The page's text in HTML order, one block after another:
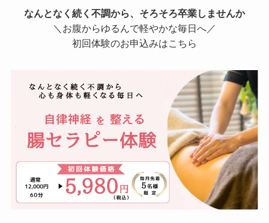
なんとなく続く不調から、そろそろ卒業しませんか
＼お腹からゆるんで軽やかな毎日へ／
初回体験のお申込みはこちら